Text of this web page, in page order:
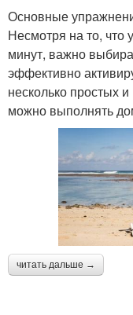
Основные
Несмотря на то, что
минут, важно
эффективно
несколько простых
можно выполнять
читать дальше →